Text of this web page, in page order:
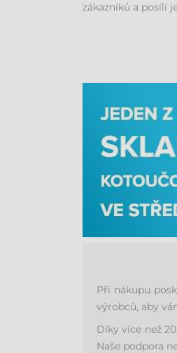
zákazníků a posílí
Při nákupu
výrobců, aby
Díky více než
Naše podpora